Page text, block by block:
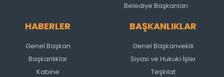
Belediye Başkanları
HABERLER
Genel Başkan
Başkanlıklar
Kabine
BAŞKANLIKLAR
Genel Başkanvekili
Siyasi ve Hukuki İşler
Teşkilat